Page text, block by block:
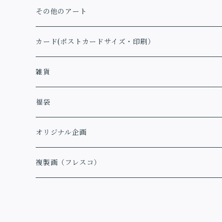
その他のアート
カード(ポストカードサイズ・印刷）
アファメーションカード
雑貨
福袋
オリジナル企画
複製画（フレスコ）